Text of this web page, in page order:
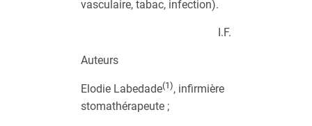
vasculaire, tabac, infection).
I.F.
Auteurs
Elodie Labedade(1), infirmière
stomathérapeute ;